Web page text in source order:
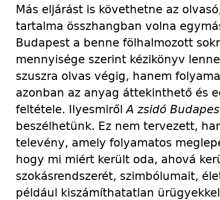
Más eljárást is követhetne az
tartalma összhangban volna
Budapest a benne fölhalmozott
mennyisége szerint kézikönyv
szuszra olvas végig, hanem
azonban az anyag áttekinthető és
feltétele. IlyesmirőlA zsidó
beszélhetünk. Ez nem tervezett,
televény, amely folyamatos
hogy mi miért került oda, ahová
szokásrendszerét, szimbólumait,
például kiszámíthatatlan